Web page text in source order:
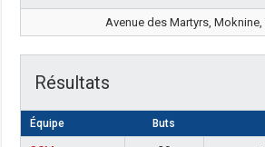
Avenue des Martyrs, Moknine,
Résultats
Équipe Buts